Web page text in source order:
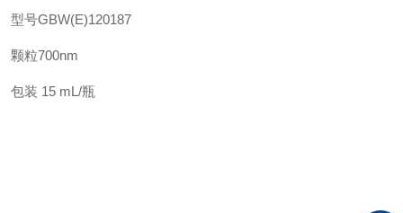
型号GBW(E)120187
颗粒700nm
包装 15 mL/瓶